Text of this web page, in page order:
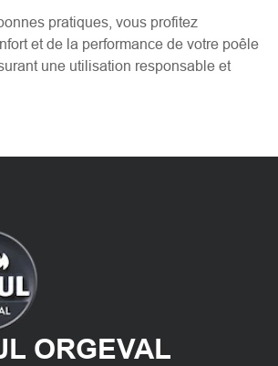
pratiques, vous profitez
et de la performance de votre poêle
une utilisation responsable et
ORGEVAL